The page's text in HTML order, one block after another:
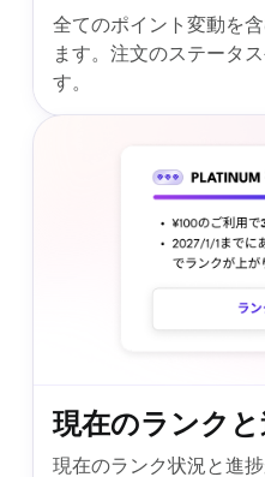
全てのポイント変動を
ます。注文のステータ
す。
現在のランク
現在のランク状況と進